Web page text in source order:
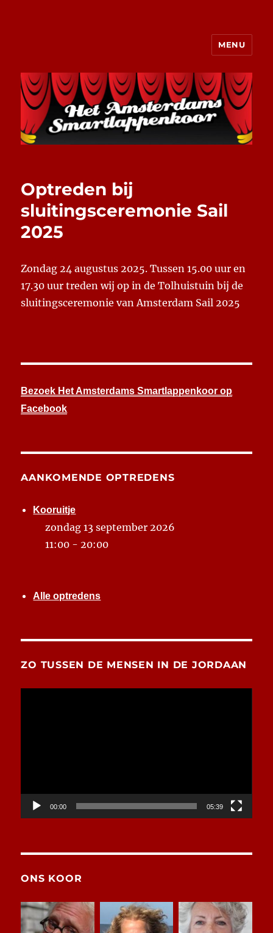
Het Amsterdams Smartlappenkoor
MENU
Optreden bij
sluitingsceremonie Sail
2025
Zondag 24 augustus 2025. Tussen 15.00 uur en
17.30 uur treden wij op in de Tolhuistuin bij de
sluitingsceremonie van Amsterdam Sail 2025
Bezoek Het Amsterdams Smartlappenkoor op
Facebook
AANKOMENDE OPTREDENS
Kooruitje
zondag 13 september 2026
11:00 - 20:00
Alle optredens
ZO TUSSEN DE MENSEN IN DE JORDAAN
00:00 05:39
ONS KOOR